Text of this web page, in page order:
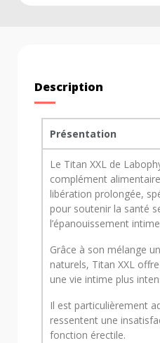
Description
Présentation
Le Titan XXL de
complément
libération prolongée,
pour soutenir la santé
l’épanouissement
Grâce à son mélange
naturels, Titan XXL
une vie intime plus
Il est particulièrement
ressentent une
fonction érectile.